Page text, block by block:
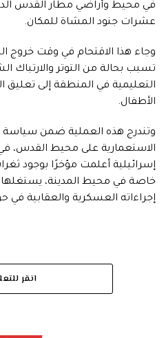
في محيط وأراضي مطار القدس
عشرات جنود المشاة للمكان.
وجاء هذا الاقتحام في وقت خروج
تسبب بحالة من التوتر
التعليمية في المنطقة إلى
الأطفال.
وتندرج هذه العملية ضمن
الاستعمارية على محيط القدس،
إسرائيلية أعلمت مؤخرًا بوجود
خاصة في محيط المدينة، يستغلها
إجراءاته العسكرية والعقابية في
انقر